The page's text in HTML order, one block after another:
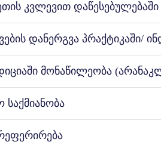
კვლევით
დანერგვა პრაქტიკაში/
მონაწილეობა